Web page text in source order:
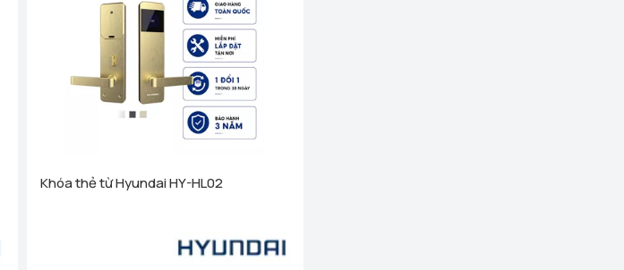
Homego - Bếp Vũ Sơn - Tuyên Quang (Cổng Nhà Văn Hóa TDP Thôn Tân Phúc, Thị
Trấn Sơn Dương, Huyện Sơn Dương)
Homego - Bếp Vũ Sơn - TP Thanh Hóa (Số 07 Đại Lộ Lê Lợi (Đối diện công viên Hội An)
- P Lam Sơn - TP Thanh Hoá)
Homego - Bếp Vũ Sơn - Nông Cống - TP Thanh Hóa (44 Đường Bà Triệu, Thái Hòa, tt.
Nông Cống, Thanh Hóa)
Xem chi tiết
Xem chi tiết
(cạnh cà phê Bách Viên) TP Nha Trang)
Homego - Bếp Vũ Sơn - TP Vinh - Nghệ An (58a Phạm Đình Toái, Phường Hà Huy Tập,
Khóa thẻ từ Hyundai HY-HL02